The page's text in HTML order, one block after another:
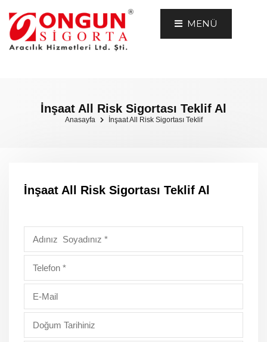
MENÜ
İnşaat All Risk Sigortası Teklif Al
Anasayfa İnşaat All Risk Sigortası Teklif
İnşaat All Risk Sigortası Teklif Al